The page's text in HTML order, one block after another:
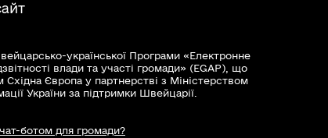
української Програми «Електронне
влади та участі громади» (EGAP), що
Східна Європа у партнерстві з Міністерством
України за підтримки Швейцарії.
ботом для громади?